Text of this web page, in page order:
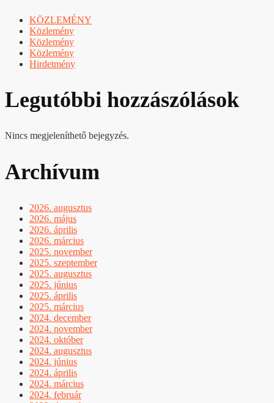
KÖZLEMÉNY
Közlemény
Közlemény
Közlemény
Hirdetmény
Legutóbbi hozzászólások
Nincs megjeleníthető bejegyzés.
Archívum
2026. augusztus
2026. május
2026. április
2026. március
2025. november
2025. szeptember
2025. augusztus
2025. június
2025. április
2025. március
2024. december
2024. november
2024. október
2024. augusztus
2024. június
2024. április
2024. március
2024. február